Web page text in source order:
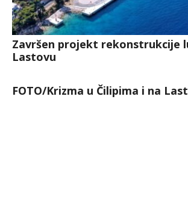
Završen projekt rekonstrukcije
Lastovu
FOTO/Krizma u Čilipima i na